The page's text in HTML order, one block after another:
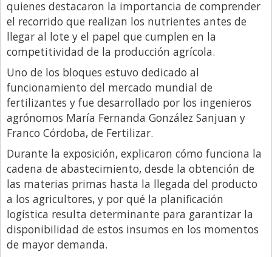
Responsabilidad Social
Salidas
Santa Fe
Show Business
Sociedad
Tecnología
Tendencias
Viajes
quienes destacaron la importancia de comprender
el recorrido que realizan los nutrientes antes de
llegar al lote y el papel que cumplen en la
competitividad de la producción agrícola.
Uno de los bloques estuvo dedicado al
funcionamiento del mercado mundial de
fertilizantes y fue desarrollado por los ingenieros
agrónomos María Fernanda González Sanjuan y
Franco Córdoba, de Fertilizar.
Durante la exposición, explicaron cómo funciona la
cadena de abastecimiento, desde la obtención de
las materias primas hasta la llegada del producto
a los agricultores, y por qué la planificación
logística resulta determinante para garantizar la
disponibilidad de estos insumos en los momentos
de mayor demanda.